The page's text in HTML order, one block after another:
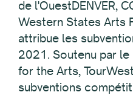
de l'OuestDENVER,
Western States Arts
attribue les
2021. Soutenu par
for the Arts,
subventions